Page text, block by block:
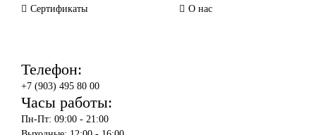
Сертификаты
О нас
Телефон:
+7 (903) 495 80 00
Часы работы:
Пн-Пт: 09:00 - 21:00